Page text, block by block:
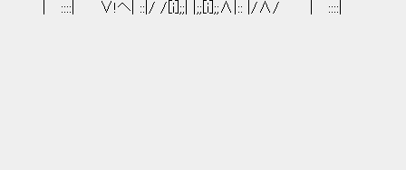
| ::::| ∨!ヘ| ::|/ /[i];;| |;;[i];;∧|:: |/∧/ | ::::|